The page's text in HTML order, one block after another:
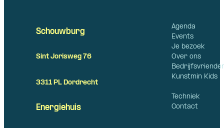
Agenda
Events
Je bezoek
Over ons
Kunstmin Kids
Techniek
Contact
Schouwburg
Sint Jorisweg 76
3311 PL Dordrecht
Energiehuis